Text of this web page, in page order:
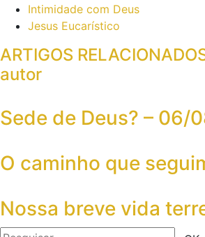
Intimidade com Deus
Jesus Eucarístico
ARTIGOS
autor
Sede de Deus? – 06/
O caminho que
Nossa breve vida